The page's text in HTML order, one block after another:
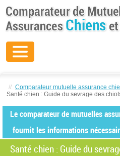
// Comparateur mutuelle assurance
Santé chien : Guide du sevrage des
Le comparateur de mutuelles
fournit les informations
Santé chien : Guide du